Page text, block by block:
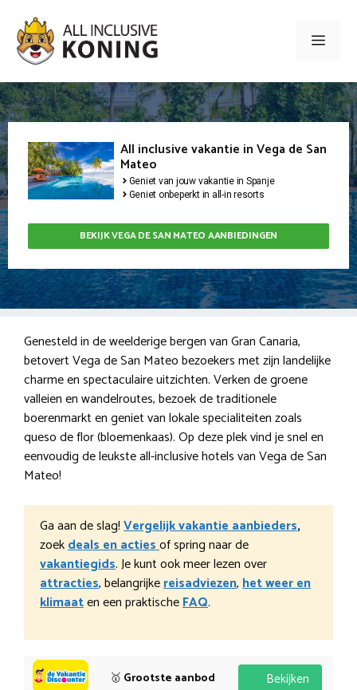
naar
inhoud
Menu
All inclusive vakantie in Vega de San
Mateo
Geniet van jouw vakantie in Spanje
Geniet onbeperkt in all-in resorts
BEKIJK VEGA DE SAN MATEO AANBIEDINGEN
Genesteld in de weelderige bergen van Gran Canaria,
betovert Vega de San Mateo bezoekers met zijn landelijke
charme en spectaculaire uitzichten. Verken de groene
valleien en wandelroutes, bezoek de traditionele
boerenmarkt en geniet van lokale specialiteiten zoals
queso de flor (bloemenkaas). Op deze plek vind je snel en
eenvoudig de leukste all-inclusive hotels van Vega de San
Mateo!
Ga aan de slag!Vergelijk vakantie aanbieders,
zoekdeals en actiesof spring naar de
vakantiegids. Je kunt ook meer lezen over
attracties, belangrijkereisadviezen,het weer en
klimaaten een praktischeFAQ.
🥇 Grootste aanbod Bekijken